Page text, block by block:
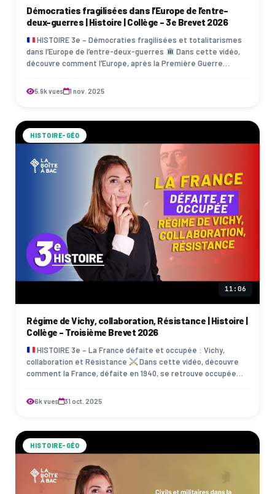
Démocraties fragilisées dans l’Europe de l’entre-
deux-guerres | Histoire | Collège - 3e Brevet 2026
HISTOIRE 3e – Démocraties fragilisées et totalitarismes
dans l’Europe de l’entre-deux-guerres
Dans cette vidéo,
découvre comment l’Europe, après la Première Guerre
5.9k vues 1 nov. 2025
HISTOIRE-GÉO
11:06
Régime de Vichy, collaboration, Résistance | Histoire |
Collège - Troisième Brevet 2026
HISTOIRE 3e – La France défaite et occupée : Vichy,
collaboration et Résistance
Dans cette vidéo, découvre
comment la France, défaite en 1940, se retrouve occupée
6k vues 31 oct. 2025
HISTOIRE-GÉO